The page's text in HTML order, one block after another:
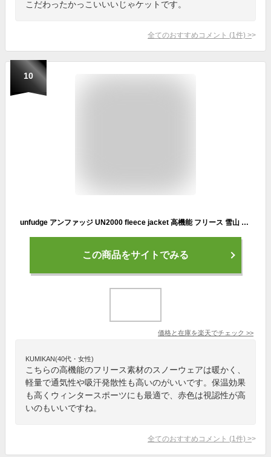
こだわったかっこいいいじゃケットです。
全てのおすすめコメント (1 件) >
10
unfudge アンファッジ UN2000 fleece jacket 高機能 フリース 雪山 アウトドア スノーボード バックカントリー キッズ ジュニア【JSBCスノータウン】
この商品をサイトでみる
価格と在庫を楽天でチェック >>
KUMIKAN(40代・女性)
こちらの高機能のフリース素材のスノーウェアは暖かく、
軽量で通気性や吸汗発散性も高いのがいいです。保温効果
も高くウィンタースポーツにも最適で、赤色は視認性が高
いのもいいですね。
全てのおすすめコメント (1 件) >